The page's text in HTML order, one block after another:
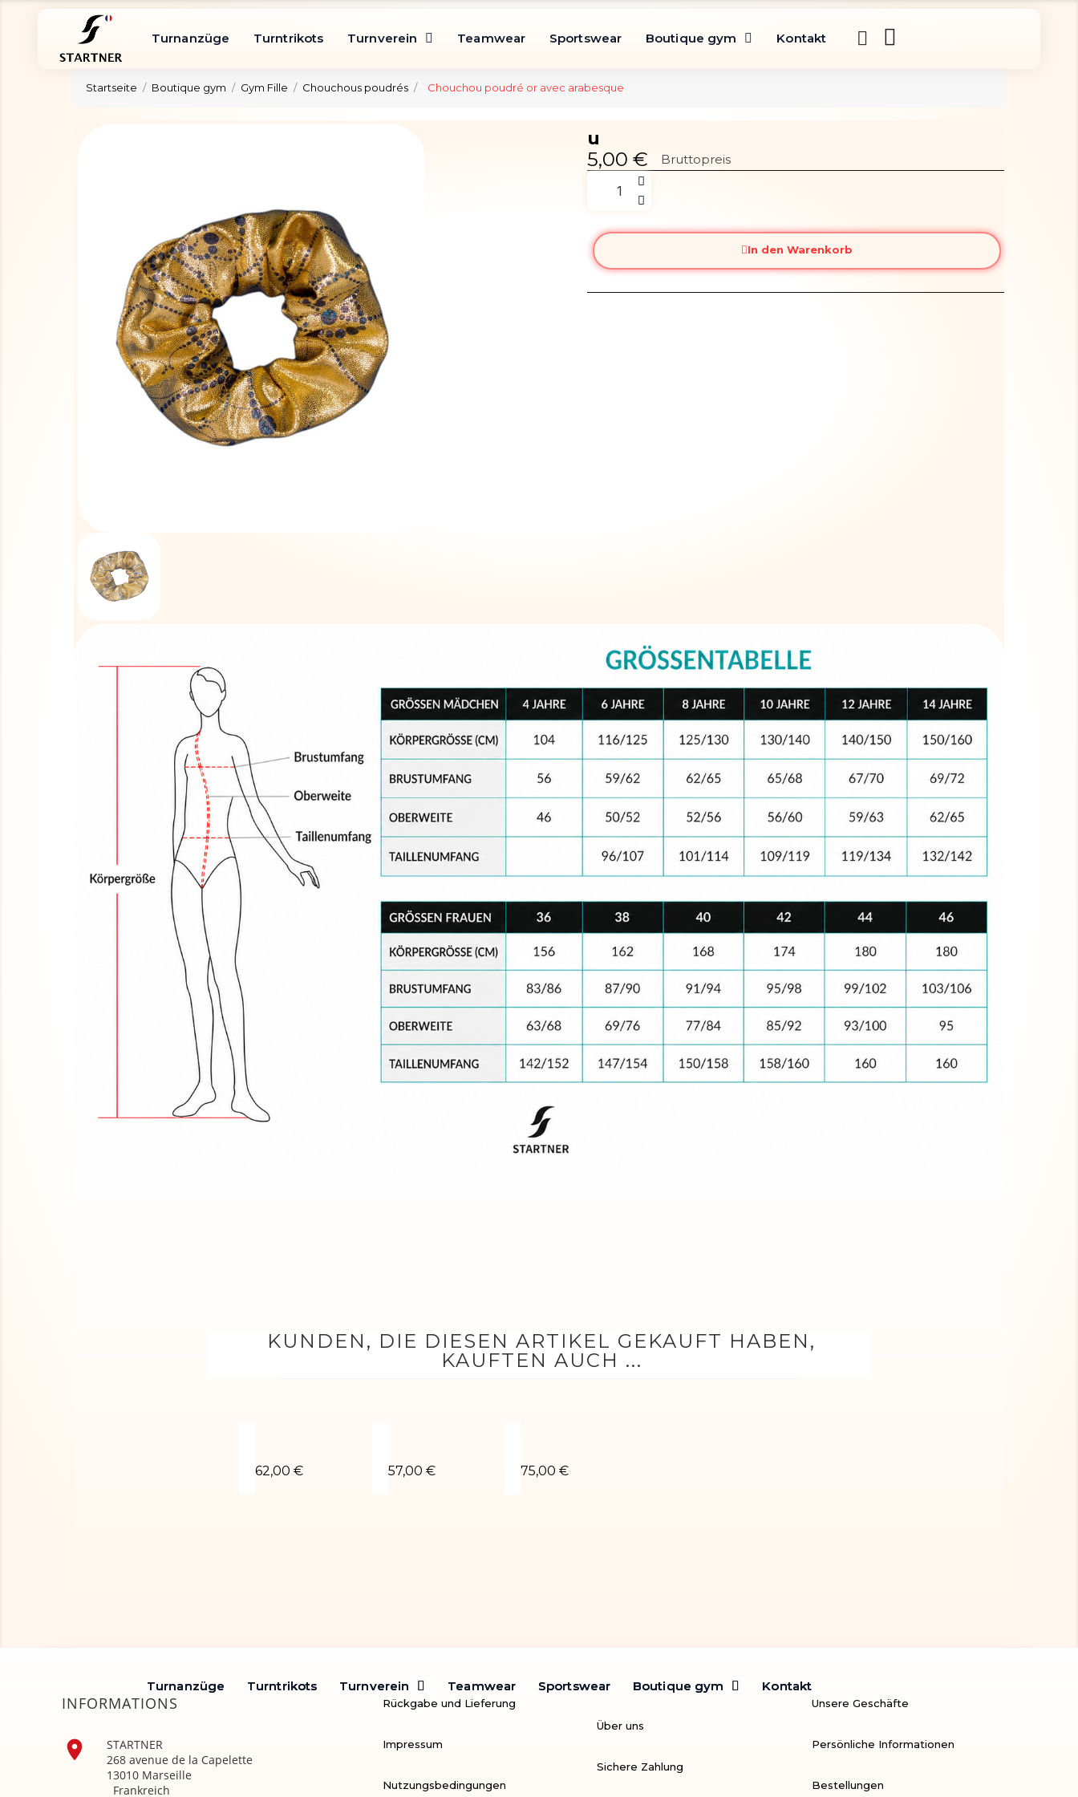
Turnanzüge Turntrikots Turnverein Teamwear Sportswear Boutique gym Kontakt
Startseite Boutique gym Gym Fille Chouchous poudrés Chouchou poudré or avec arabesque
u
5,00 € Bruttopreis
In den Warenkorb
KUNDEN, DIE DIESEN ARTIKEL GEKAUFT HABEN,
KAUFTEN AUCH ...
62,00 € 57,00 € 75,00 €
Turnanzüge Turntrikots Turnverein Teamwear Sportswear Boutique gym Kontakt
Turnanzüge Turntrikots Turnverein Teamwear Sportswear Boutique gym Kontakt
INFORMATIONS

STARTNER
268 avenue de la Capelette
13010 Marseille
Frankreich
Rückgabe und Lieferung
Impressum
Nutzungsbedingungen
Über uns
Sichere Zahlung
Unsere Geschäfte
Persönliche Informationen
Bestellungen